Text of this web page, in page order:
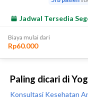
Paling dicari di
Konsultasi Kesehatan